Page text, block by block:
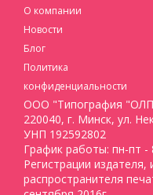
О компании
Новости
Блог
Политика
конфиденциальности
ООО "Типография
220040, г. Минск, ул.
УНП 192592802
График работы: пн-пт -
Регистрации издателя,
распространителя